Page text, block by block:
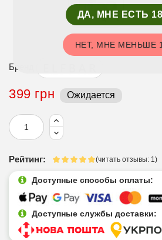
Бренд
399 грн Ожидается
Рейтинг: (читать отзывы: 1)
Доступные способы оплаты:
Доступные службы доставки:
ДА, МНЕ ЕСТЬ
НЕТ, МНЕ МЕНЬШЕ